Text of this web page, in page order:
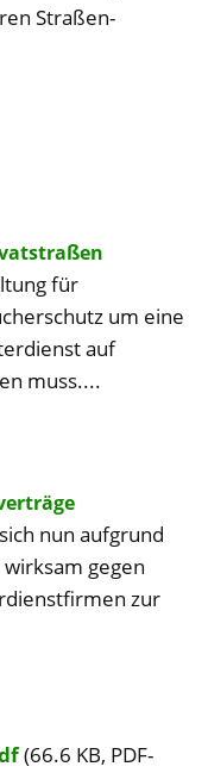
Straßen-
für
um eine
auf
muss....
nun aufgrund
gegen
zur
(66.6 KB, PDF-